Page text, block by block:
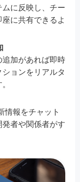
に反映し、チー
に共有できるよ
追加があれば即時
ョンをリアルタ
情報をチャット
者や関係者がす